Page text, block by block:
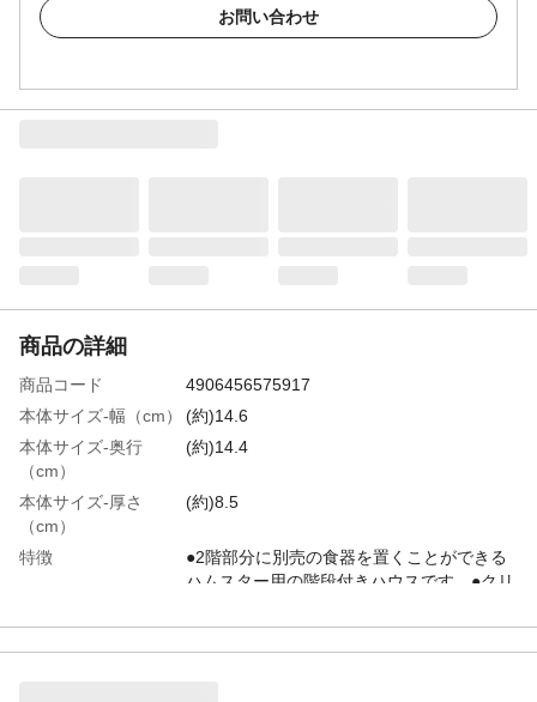
お問い合わせ
商品の詳細
商品コード
4906456575917
本体サイズ-幅（cm）
(約)14.6
本体サイズ-奥行
（cm）
(約)14.4
本体サイズ-厚さ
（cm）
(約)8.5
特徴
●2階部分に別売の食器を置くことができる
ハムスター用の階段付きハウスです。●クリ
とができます。●入口が2カ所あるので、ケ
ージ内で好みのレイアウトが選べます。